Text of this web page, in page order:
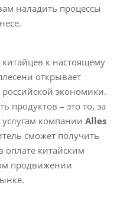
наладить процессы
к настоящему
открывает
экономики.
продуктов – это то, за
компании Alles
сможет получить
китайским
продвижении